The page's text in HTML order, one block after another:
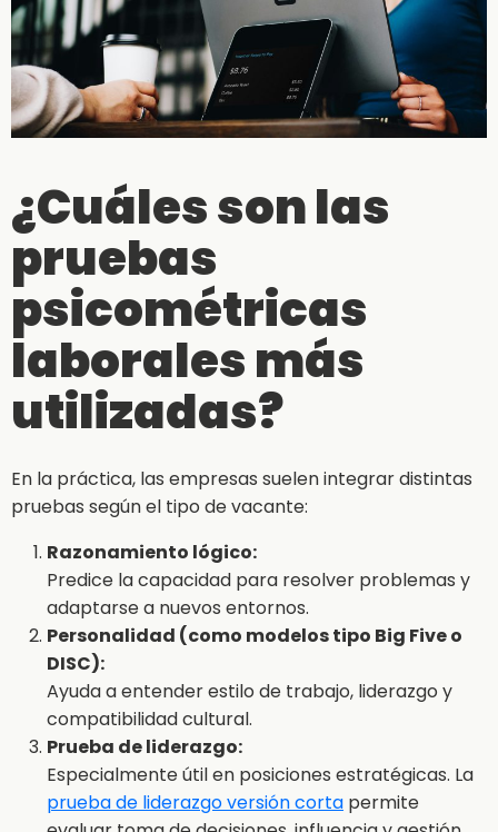
¿Cuáles son las
pruebas
psicométricas
laborales más
utilizadas?
En la práctica, las empresas suelen integrar distintas
pruebas según el tipo de vacante:
Razonamiento lógico:
Predice la capacidad para resolver problemas y
adaptarse a nuevos entornos.
Personalidad (como modelos tipo Big Five o
DISC):
Ayuda a entender estilo de trabajo, liderazgo y
compatibilidad cultural.
Prueba de liderazgo:
Especialmente útil en posiciones estratégicas. La
prueba de liderazgo versión corta permite